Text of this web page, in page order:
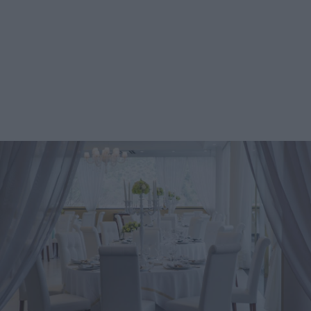
informazioni sulla villa sul sito ufficiale Villa del Vecchio
Pozzo. Il numero di telefono è 081 7691033. È possibile
info@villadelvecchiopozzo.com.